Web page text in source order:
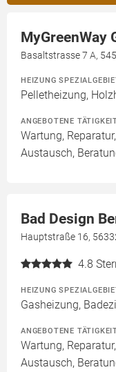
MyGreenWay
Basaltstrasse 7 A,
HEIZUNG
Pelletheizung,
ANGEBOTENE
Wartung,
Austausch,
Bad Design
Hauptstraße 16,
4.8
HEIZUNG
Gasheizung,
ANGEBOTENE
Wartung,
Austausch,